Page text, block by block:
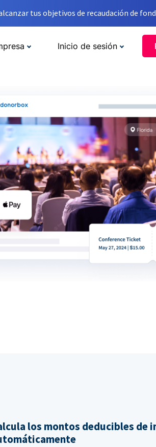
tus objetivos de recaudación de
Inicio de sesión
los montos deducibles de